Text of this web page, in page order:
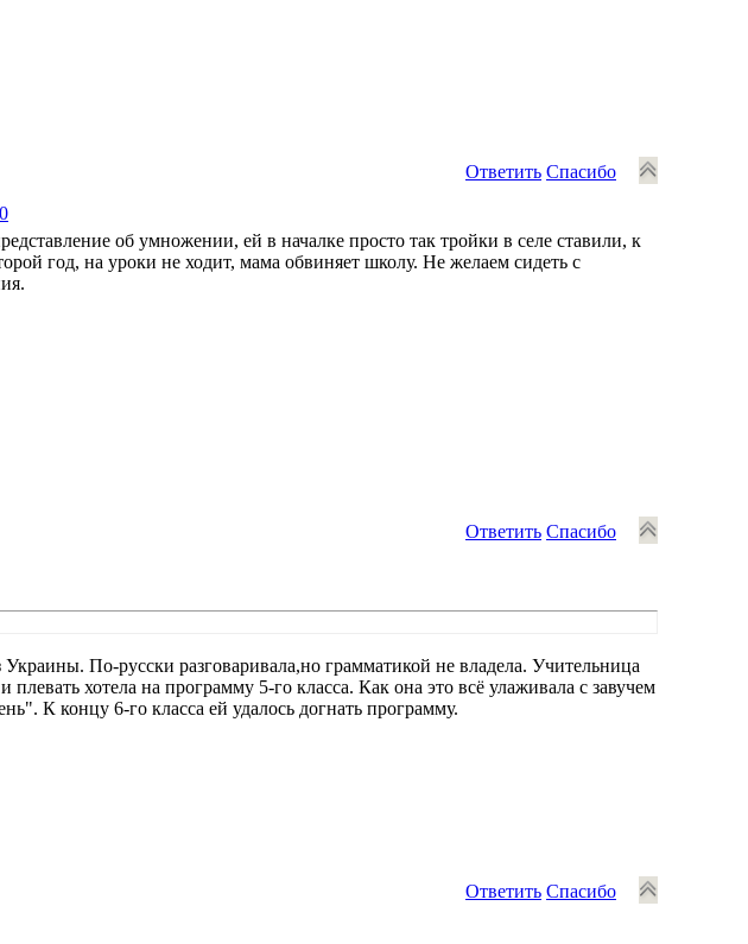
Ответить Спасибо
об умножении, ей в началке просто так тройки в селе ставили, к
год, на уроки не ходит, мама обвиняет школу. Не желаем сидеть с
Ответить Спасибо
По-русски разговаривала,но грамматикой не владела. Учительница
хотела на программу 5-го класса. Как она это всё улаживала с завучем
К концу 6-го класса ей удалось догнать программу.
Ответить Спасибо